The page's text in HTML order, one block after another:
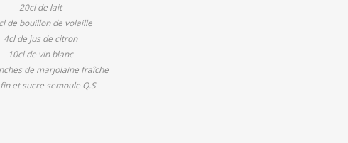
20cl de lait
de bouillon de volaille
4cl de jus de citron
10cl de vin blanc
de marjolaine fraîche
et sucre semoule Q.S